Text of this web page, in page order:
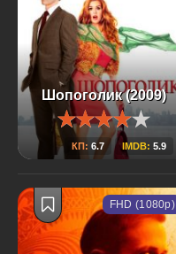
Шопоголик (2009)
КП: 6.7 IMDB: 5.9
FHD (1080p)